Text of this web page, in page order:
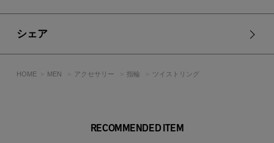
定期的にふき取りのメンテナンスをお願いします。
異なる場合があります。
※画像の商品は光の照射や角度、お使いのモニター環境によ
シェア
HOME MEN アクセサリー 指輪 ツイストリング
RECOMMENDED ITEM